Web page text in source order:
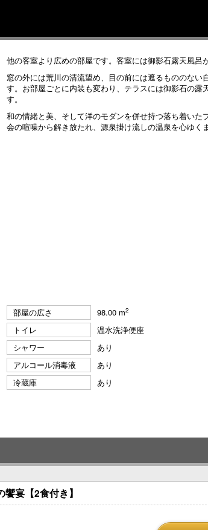
他の客室より広めの部屋です。客室には御影石露天風呂
窓の外には荒川の清流望め、目の前には遮るもののない
す。お部屋ごとに内装も変わり、テラスには御影石の露
す。
和の情緒と美、そして洋のモダンを併せ持つ落ち着いた
会の喧噪から解き放たれ、源泉掛け流しの温泉を心ゆく
部屋の広さ 98.00 m2
トイレ
温水洗浄便座
シャワー
あり
アルコール消毒液
あり
冷蔵庫
あり
宴【2食付き】